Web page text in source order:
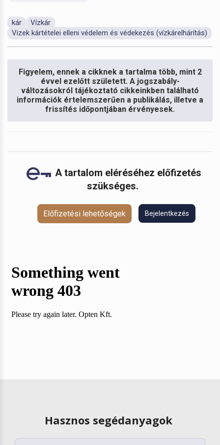
kár
Vízkár
Vizek kártételei elleni védelem és védekezés (vízkárelhárítás)
Figyelem, ennek a cikknek a tartalma több, mint 2
évvel ezelőtt született. A jogszabály-
változásokról tájékoztató cikkeinkben található
információk értelemszerűen a publikálás, illetve a
frissítés időpontjában érvényesek.
A tartalom eléréséhez előfizetés
szükséges.
Előfizetési lehetőségek Bejelentkezés
Hasznos segédanyagok